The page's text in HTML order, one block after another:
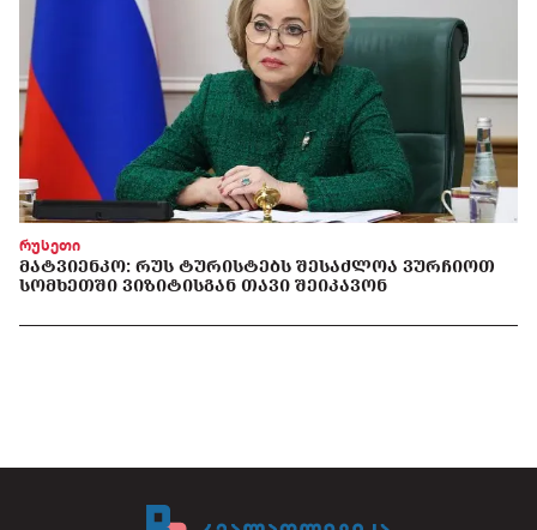
რუსეთი
ᲛᲐᲢᲕᲘᲔᲜᲙᲝ: ᲠᲣᲡ ᲢᲣᲠᲘᲡᲢᲔᲑᲡ ᲨᲔᲡᲐᲫᲚᲝᲐ ᲕᲣᲠᲩᲘᲝᲗ
ᲡᲝᲛᲮᲔᲗᲨᲘ ᲕᲘᲖᲘᲢᲘᲡᲒᲐᲜ ᲗᲐᲕᲘ ᲨᲔᲘᲙᲐᲕᲝᲜ